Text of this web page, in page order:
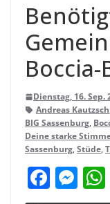
Boccia-
Dienstag, 16. Sep.
Andreas Kautzsch
BIG Sassenburg,
Deine starke
Sassenburg, Stüde,
F M